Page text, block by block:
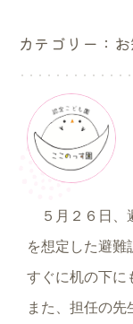
よくあるご質問
採用情報
ここのっす便り
カテゴリー：
５月２６日、
を想定した避難
すぐに机の下に
また、担任の